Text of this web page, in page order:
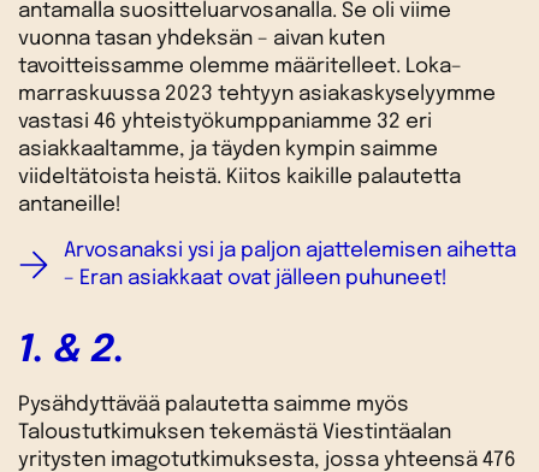
antamalla suositteluarvosanalla. Se oli viime
vuonna tasan yhdeksän – aivan kuten
tavoitteissamme olemme määritelleet. Loka–
marraskuussa 2023 tehtyyn asiakaskyselyymme
vastasi 46 yhteistyökumppaniamme 32 eri
asiakkaaltamme, ja täyden kympin saimme
viideltätoista heistä. Kiitos kaikille palautetta
antaneille!
Arvosanaksi ysi ja paljon ajattelemisen aihetta
– Eran asiakkaat ovat jälleen puhuneet!
1. & 2.
Pysähdyttävää palautetta saimme myös
Taloustutkimuksen tekemästä Viestintäalan
yritysten imagotutkimuksesta, jossa yhteensä 476